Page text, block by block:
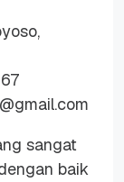
sangat
baik